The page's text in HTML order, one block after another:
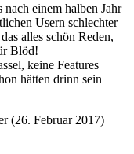
einem halben Jahr
Usern schlechter
alles schön Reden,
Blöd!
keine Features
hätten drinn sein
(26. Februar 2017)